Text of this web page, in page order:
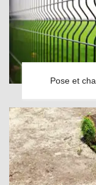
Pose et